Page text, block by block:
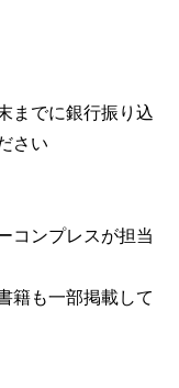
までに銀行振り込
さい
コンプレスが担当
籍も一部掲載して